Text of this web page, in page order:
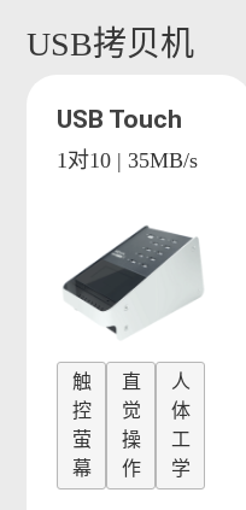
USB拷贝机
USB Touch
1对10 | 35MB/s
触
控
萤
幕
直
觉
操
作
人
体
工
学